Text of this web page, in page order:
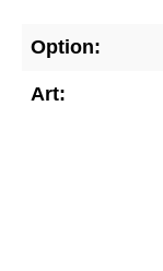
Option:
Art: